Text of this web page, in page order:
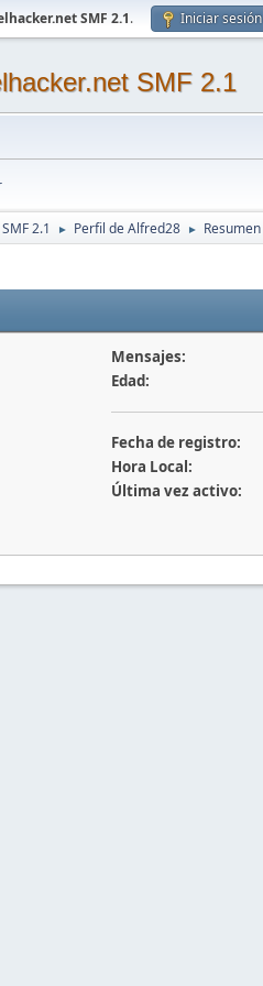
SMF 2.1. Iniciar sesión
SMF 2.1
2.1 ► Perfil de Alfred28 ► Resumen
Mensajes:
Edad:
Fecha de registro:
Hora Local:
Última vez activo: